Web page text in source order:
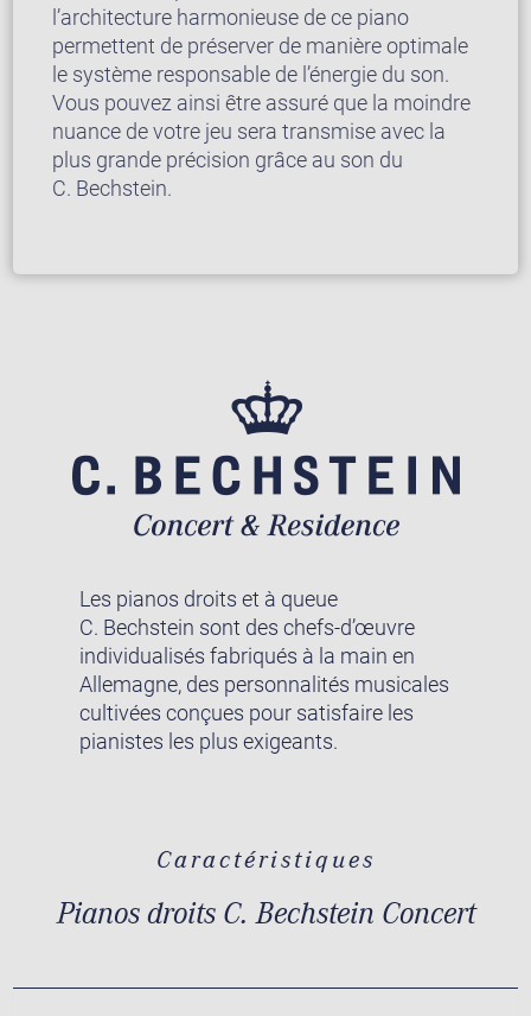
l’architecture harmonieuse de ce piano
permettent de préserver de manière optimale
le système responsable de l’énergie du son.
Vous pouvez ainsi être assuré que la moindre
nuance de votre jeu sera transmise avec la
plus grande précision grâce au son du
C. Bechstein.
Les pianos droits et à queue
C. Bechstein sont des chefs-d’œuvre
individualisés fabriqués à la main en
Allemagne, des personnalités musicales
cultivées conçues pour satisfaire les
pianistes les plus exigeants.
Caractéristiques
Pianos droits C. Bechstein Concert